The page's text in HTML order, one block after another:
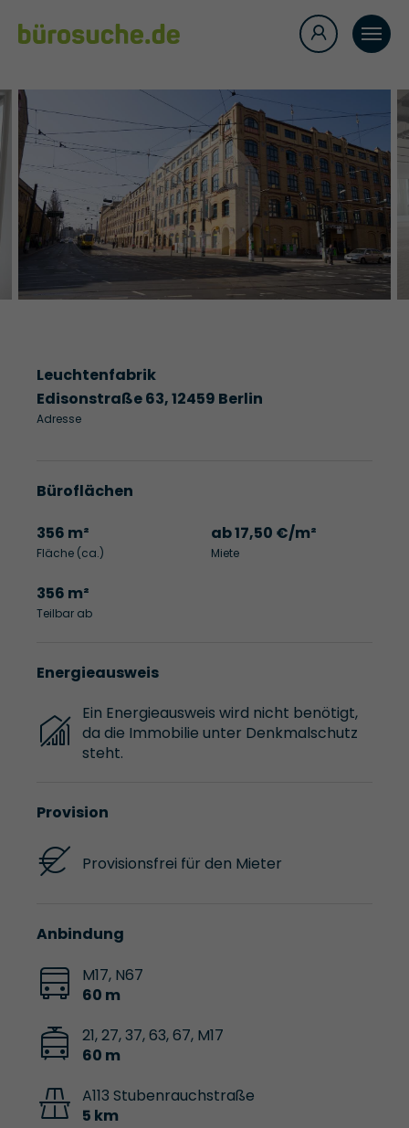
Leuchtenfabrik
Edisonstraße 63, 12459 Berlin
Adresse
Büroflächen
356 m²
Fläche (ca.)
ab 17,50 €/m²
Miete
356 m²
Teilbar ab
Energieausweis
Ein Energieausweis wird nicht benötigt,
da die Immobilie unter Denkmalschutz
steht.
Provision
Provisionsfrei für den Mieter
Anbindung
M17, N67
60 m
21, 27, 37, 63, 67, M17
60 m
A113 Stubenrauchstraße
5 km